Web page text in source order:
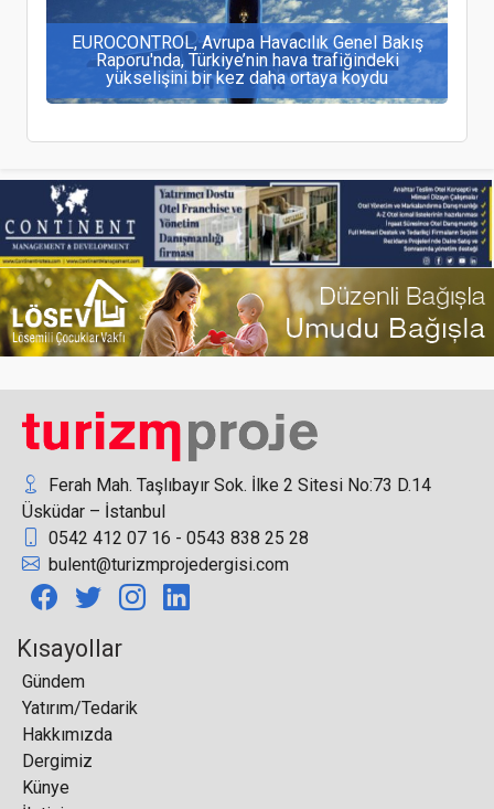
EUROCONTROL, Avrupa Havacılık Genel Bakış
Raporu'nda, Türkiye’nin hava trafiğindeki
yükselişini bir kez daha ortaya koydu
Corendon Airlines ücret sınıfı yapısını yeniden
yapılandırdı
Hatay Antakya’da “Mızraklı Group Otel” projesi
Concorde Aria Hotel, Kuzey Kıbrıs'ta kapılarını
açtı
Turizmde ‘Güvenli ve Yeşil Sertifika’ dönemine
Ferah Mah. Taşlıbayır Sok. İlke 2 Sitesi No:73 D.14
Üsküdar – İstanbul
0542 412 07 16 - 0543 838 25 28
bulent@turizmprojedergisi.com
Kısayollar
Gündem
Yatırım/Tedarik
Hakkımızda
Dergimiz
Künye